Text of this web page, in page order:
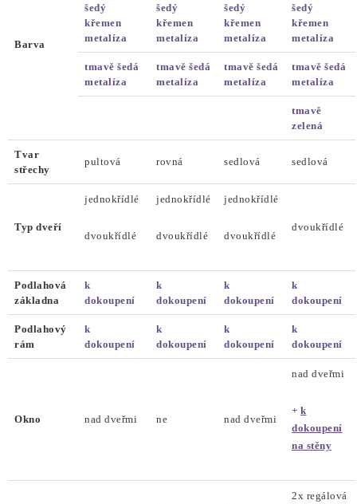
Barva
šedý
křemen
metalíza
šedý
křemen
metalíza
šedý
křemen
metalíza
šedý
křemen
metalíza
tmavě šedá
metalíza
tmavě šedá
metalíza
tmavě šedá
metalíza
tmavě šedá
metalíza
tmavě
zelená
Tvar
střechy
pultová rovná sedlová sedlová
Typ dveří
jednokřídlé
dvoukřídlé
jednokřídlé
dvoukřídlé
jednokřídlé
dvoukřídlé
dvoukřídlé
Podlahová
základna
k
dokoupení
k
dokoupení
k
dokoupení
k
dokoupení
Podlahový
rám
k
dokoupení
k
dokoupení
k
dokoupení
k
dokoupení
Okno nad dveřmi ne nad dveřmi
nad dveřmi
+ k
dokoupení
na stěny
2x regálová